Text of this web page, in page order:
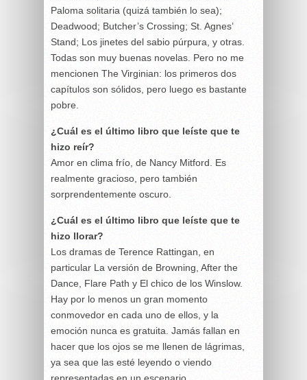
Paloma solitaria (quizá también lo sea);
Deadwood; Butcher’s Crossing; St. Agnes’
Stand; Los jinetes del sabio púrpura, y otras.
Todas son muy buenas novelas. Pero no me
mencionen The Virginian: los primeros dos
capítulos son sólidos, pero luego es bastante
pobre.
¿Cuál es el último libro que leíste que te
hizo reír?
Amor en clima frío, de Nancy Mitford. Es
realmente gracioso, pero también
sorprendentemente oscuro.
¿Cuál es el último libro que leíste que te
hizo llorar?
Los dramas de Terence Rattingan, en
particular La versión de Browning, After the
Dance, Flare Path y El chico de los Winslow.
Hay por lo menos un gran momento
conmovedor en cada uno de ellos, y la
emoción nunca es gratuita. Jamás fallan en
hacer que los ojos se me llenen de lágrimas,
ya sea que las esté leyendo o viendo
representadas en un escenario.